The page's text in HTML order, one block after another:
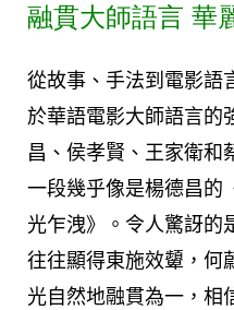
融貫大師語言 華
從故事、手法到電影語
於華語電影大師語言的
昌、侯孝賢、王家衛和
一段幾乎像是楊德昌的
光乍洩》。令人驚訝的
往往顯得東施效顰，何
光自然地融貫為一，相